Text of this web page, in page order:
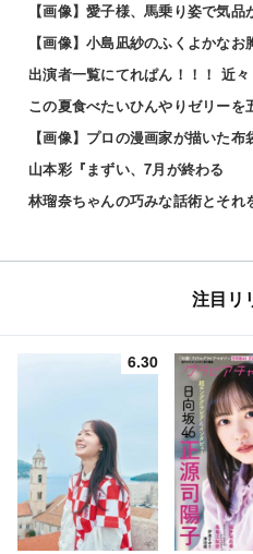
【画像】愛子様、馬乗り姿で気
【画像】小島凪紗のふくよかな
【画像】プロの漫画家が描いた
山本彩『まずい、7月が終わる
注目リ
6.30